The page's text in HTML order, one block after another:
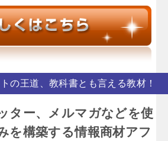
の王道、教科書とも言える教材！
ター、メルマガなどを使
を構築する情報商材アフ